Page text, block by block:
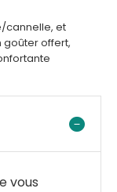
cannelle, et
goûter offert,
vous